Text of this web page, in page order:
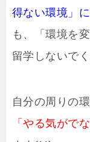
得ない環境」
も、「環境を
留学しないでく
自分の周りの
「やる気がで